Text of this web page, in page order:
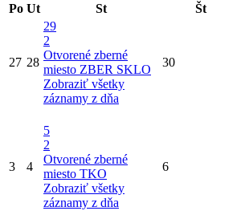
Po Ut St Št
27 28
29
2
Otvorené zberné
miesto ZBER SKLO
Zobraziť všetky
záznamy z dňa
30
3 4
5
2
Otvorené zberné
miesto TKO
Zobraziť všetky
záznamy z dňa
6